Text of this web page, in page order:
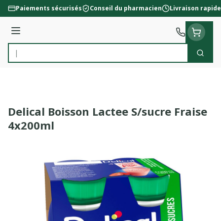
Aller au contenu
Paiements sécurisés Conseil du pharmacien Livraison rapide
Menu
Rechercher
Delical Boisson Lactee S/sucre Fraise
4x200ml